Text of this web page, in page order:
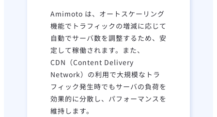
Amimoto は、オートスケーリング
機能でトラフィックの増減に応じて
自動でサーバ数を調整するため、安
定して稼働されます。また、
CDN （Content Delivery
Network）の利用で大規模なトラ
フィック発生時でもサーバの負荷を
効果的に分散し、パフォーマンスを
維持します。